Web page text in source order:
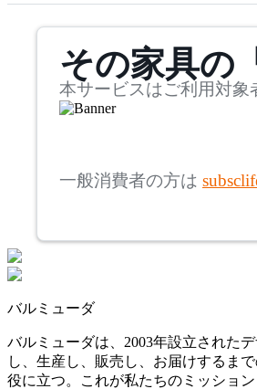
アダルトータルインテリ
アコレクション
AINX
アイネクス
mm
検索
~
~
その家具の
本サービスはご利用対象
一般消費者の方は
バルミューダ
バルミューダは、2003年設立された
し、生産し、販売し、お届けするま
役に立つ。これが私たちのミッショ